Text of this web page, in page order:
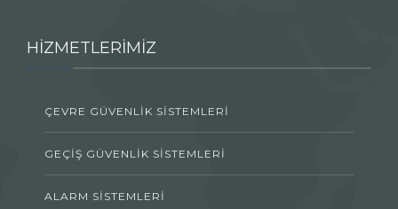
HİZMETLERİMİZ
ÇEVRE GÜVENLIK SISTEMLERI
GEÇIŞ GÜVENLIK SISTEMLERI
ALARM SISTEMLERI